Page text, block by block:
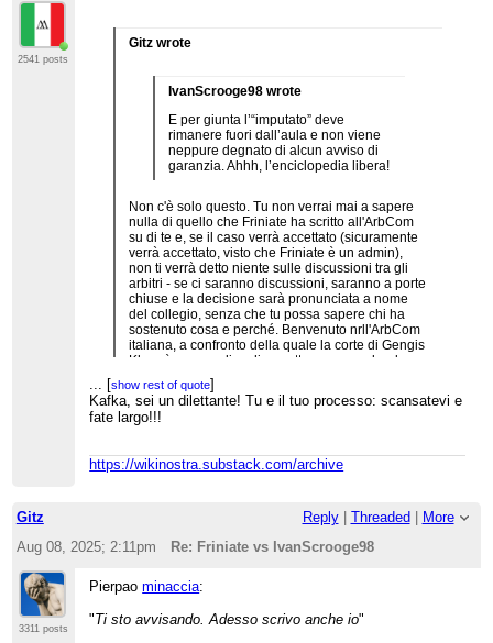
2541 posts
Gitz wrote
IvanScrooge98 wrote
E per giunta l’“imputato” deve
rimanere fuori dall’aula e non viene
neppure degnato di alcun avviso di
garanzia. Ahhh, l’enciclopedia libera!
Non c'è solo questo. Tu non verrai mai a sapere
nulla di quello che Friniate ha scritto all'ArbCom
su di te e, se il caso verrà accettato (sicuramente
verrà accettato, visto che Friniate è un admin),
non ti verrà detto niente sulle discussioni tra gli
arbitri - se ci saranno discussioni, saranno a porte
chiuse e la decisione sarà pronunciata a nome
del collegio, senza che tu possa sapere chi ha
sostenuto cosa e perché. Benvenuto nrll'ArbCom
italiana, a confronto della quale la corte di Gengis
Khan è un paradiso di correttezza procedurale.
... [show rest of quote]
Kafka, sei un dilettante! Tu e il tuo processo: scansatevi e
fate largo!!!
https://wikinostra.substack.com/archive
Gitz Reply| Threaded
More
Aug 08, 2025; 2:11pm
Re: Friniate vs IvanScrooge98
3311 posts
Pierpaominaccia:
"Ti sto avvisando. Adesso scrivo anche io"